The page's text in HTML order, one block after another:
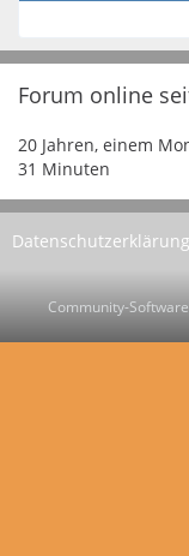
Forum online
20 Jahren, einem
31 Minuten
Datenschutzerklärung
Community-